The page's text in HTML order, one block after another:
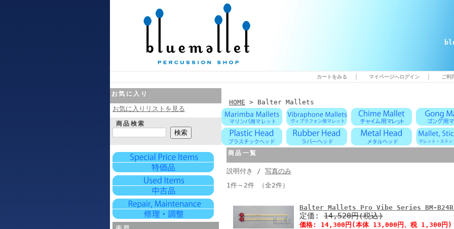
カートをみる マイページへログイン ご利
お気に入り
お気に入りリストを見る
商品検索
HOME > Balter Mallets
商品一覧
説明付き / 写真のみ
1件～2件 （全2件）
Balter Mallets Pro Vibe Series BM-B24R
定価: 14,520円(税込)
価格: 14,300円 (本体 13,000円、税 1,300